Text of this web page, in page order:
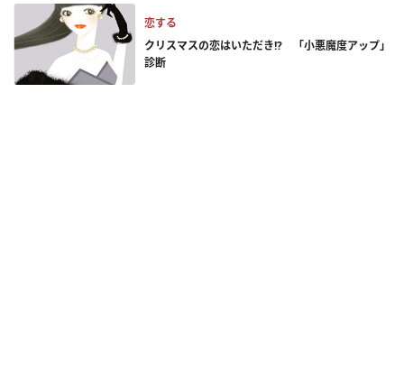
恋する
クリスマスの恋はいただき!? 「小悪魔度アップ」
診断